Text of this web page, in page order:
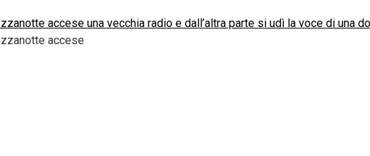
accese una vecchia radio e dall’altra parte si udì la voce di una
accese